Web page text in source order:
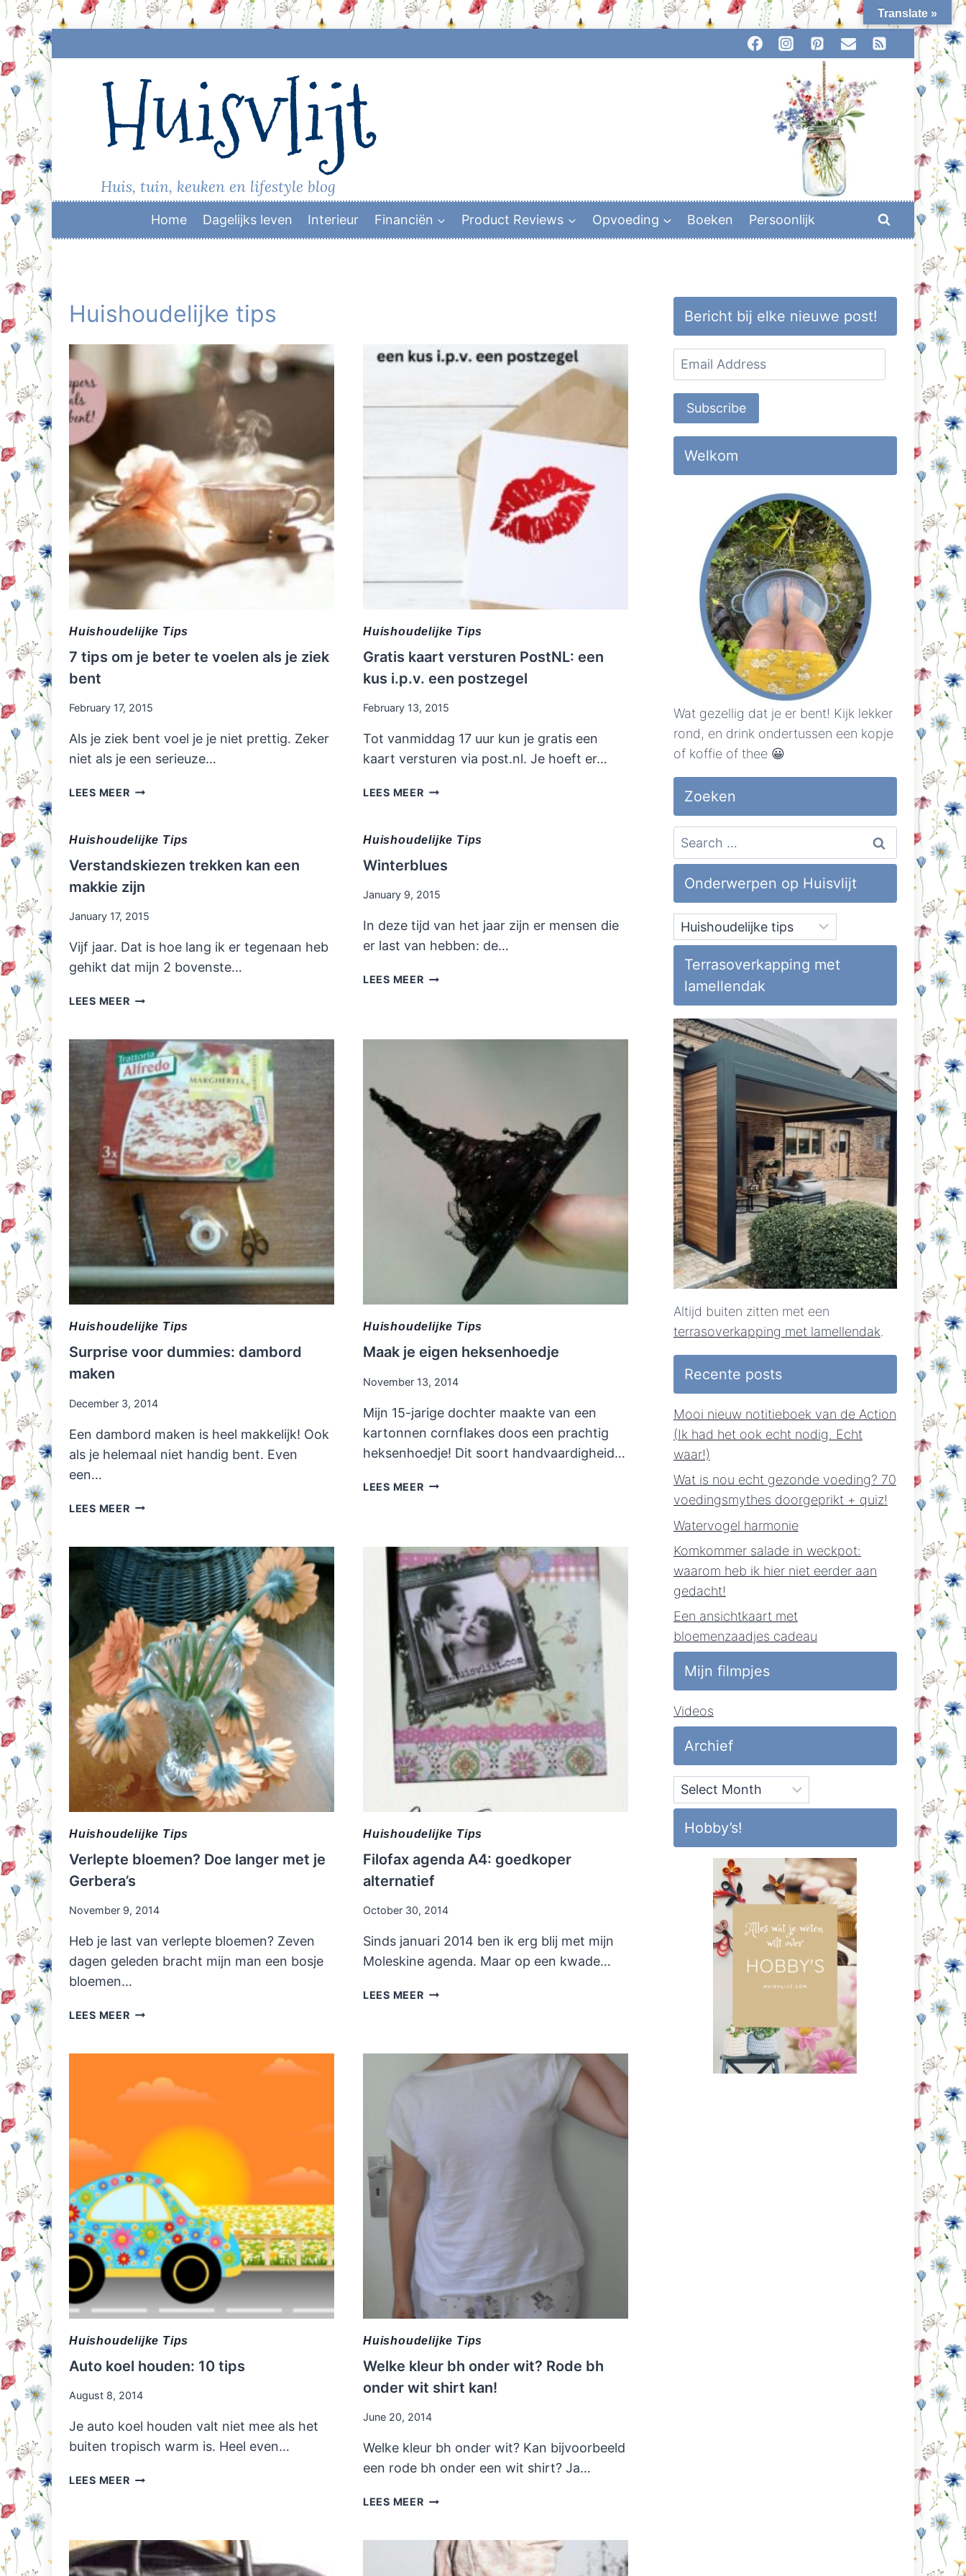
Skip
to
Huisvlijt
Huis, tuin, keuken en lifestyle blog
Home Dagelijks leven Interieur Financiën Product Reviews Opvoeding Boeken Persoonlijk
Huishoudelijke tips
Huishoudelijke Tips
7 tips om je beter te voelen als je ziek
bent
February 17, 2015
Als je ziek bent voel je je niet prettig. Zeker
niet als je een serieuze…
LEES MEER7
JE
TE
VOELEN
JE
BENT
Huishoudelijke Tips
Gratis kaart versturen PostNL: een
kus i.p.v. een postzegel
February 13, 2015
Tot vanmiddag 17 uur kun je gratis een
kaart versturen via post.nl. Je hoeft er…
LEES MEERGRATIS
POSTNL:
KUS
I.P.V.
POSTZEGEL
Huishoudelijke Tips
Verstandskiezen trekken kan een
makkie zijn
January 17, 2015
Vijf jaar. Dat is hoe lang ik er tegenaan heb
gehikt dat mijn 2 bovenste…
LEES MEERVERSTANDSKIEZEN
EEN
MAKKIE
ZIJN
Huishoudelijke Tips
Winterblues
January 9, 2015
In deze tijd van het jaar zijn er mensen die
er last van hebben: de…
LEES MEERWINTERBLUES
Huishoudelijke Tips
Surprise voor dummies: dambord
maken
December 3, 2014
Een dambord maken is heel makkelijk! Ook
als je helemaal niet handig bent. Even
een…
LEES MEERSURPRISE
DAMBORD
MAKEN
Huishoudelijke Tips
Maak je eigen heksenhoedje
November 13, 2014
Mijn 15-jarige dochter maakte van een
kartonnen cornflakes doos een prachtig
heksenhoedje! Dit soort handvaardigheid…
LEES MEERMAAK
Huishoudelijke Tips
Verlepte bloemen? Doe langer met je
Gerbera’s
November 9, 2014
Heb je last van verlepte bloemen? Zeven
dagen geleden bracht mijn man een bosje
bloemen…
LEES MEERVERLEPTE
MET
Huishoudelijke Tips
Filofax agenda A4: goedkoper
alternatief
October 30, 2014
Sinds januari 2014 ben ik erg blij met mijn
Moleskine agenda. Maar op een kwade…
LEES MEERFILOFAX
ALTERNATIEF
Huishoudelijke Tips
Auto koel houden: 10 tips
August 8, 2014
Je auto koel houden valt niet mee als het
buiten tropisch warm is. Heel even…
LEES MEERAUTO
TIPS
Huishoudelijke Tips
Welke kleur bh onder wit? Rode bh
onder wit shirt kan!
June 20, 2014
Welke kleur bh onder wit? Kan bijvoorbeeld
een rode bh onder een wit shirt? Ja…
LEES MEERWELKE
ONDER
WIT?
Bericht bij elke nieuwe post!
Email
Address
Subscribe
Welkom
Wat gezellig dat je er bent! Kijk lekker
rond, en drink ondertussen een kopje
of koffie of thee 😀
Zoeken
Search
for:
Onderwerpen op Huisvlijt
Onderwerpen
op
Huisvlijt
Terrasoverkapping met
lamellendak
Altijd buiten zitten met een
terrasoverkapping met lamellendak.
Recente posts
Mooi nieuw notitieboek van de Action
(Ik had het ook echt nodig. Echt
waar!)
Wat is nou echt gezonde voeding? 70
voedingsmythes doorgeprikt + quiz!
Watervogel harmonie
Komkommer salade in weckpot:
waarom heb ik hier niet eerder aan
gedacht!
Een ansichtkaart met
bloemenzaadjes cadeau
Mijn filmpjes
Videos
Archief
Archief
Hobby’s!
Translate »